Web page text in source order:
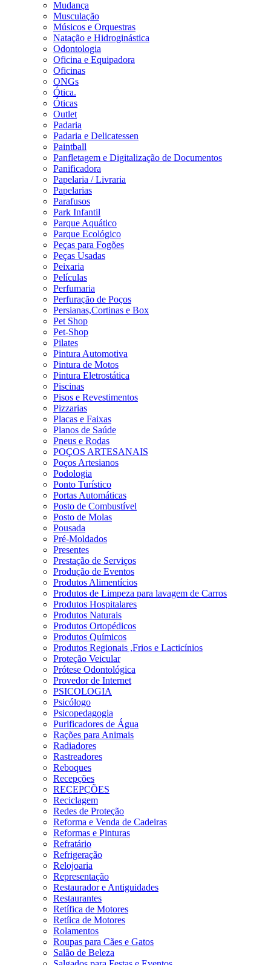
Mudança
Musculação
Músicos e Orquestras
Natação e Hidroginástica
Odontologia
Oficina e Equipadora
Oficinas
ONGs
Ótica.
Óticas
Outlet
Padaria
Padaria e Delicatessen
Paintball
Panfletagem e Digitalização de Documentos
Panificadora
Papelaria / Livraria
Papelarias
Parafusos
Park Infantil
Parque Aquático
Parque Ecológico
Peças para Fogões
Peças Usadas
Peixaria
Películas
Perfumaria
Perfuração de Poços
Persianas,Cortinas e Box
Pet Shop
Pet-Shop
Pilates
Pintura Automotiva
Pintura de Motos
Pintura Eletrostática
Piscinas
Pisos e Revestimentos
Pizzarias
Placas e Faixas
Planos de Saúde
Pneus e Rodas
POÇOS ARTESANAIS
Poços Artesianos
Podologia
Ponto Turístico
Portas Automáticas
Posto de Combustível
Posto de Molas
Pousada
Pré-Moldados
Presentes
Prestação de Serviços
Produção de Eventos
Produtos Alimentícios
Produtos de Limpeza para lavagem de Carros
Produtos Hospitalares
Produtos Naturais
Produtos Ortopédicos
Produtos Químicos
Produtos Regionais ,Frios e Lacticínios
Proteção Veicular
Prótese Odontológica
Provedor de Internet
PSICOLOGIA
Psicólogo
Psicopedagogia
Purificadores de Água
Rações para Animais
Radiadores
Rastreadores
Reboques
Recepções
RECEPÇÕES
Reciclagem
Redes de Proteção
Reforma e Venda de Cadeiras
Reformas e Pinturas
Refratário
Refrigeração
Relojoaria
Representação
Restaurador e Antiguidades
Restaurantes
Retífica de Motores
Retíica de Motores
Rolamentos
Roupas para Cães e Gatos
Salão de Beleza